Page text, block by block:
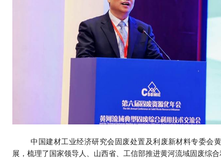
中国建材工业经济研究会固废处置及利废新材料专委会
展，梳理了国家领导人、山西省、工信部推进黄河流域固废综